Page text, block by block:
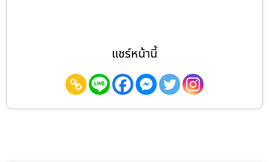
แชร์หน้านี้